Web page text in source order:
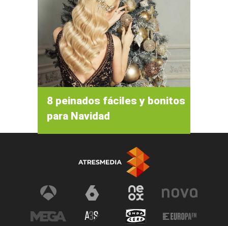
8 peinados fáciles y bonitos
para Navidad